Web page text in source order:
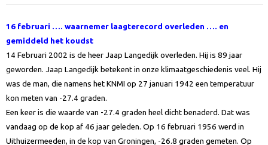
16 februari …. waarnemer laagterecord overleden …. en
gemiddeld het koudst
14 Februari 2002 is de heer Jaap Langedijk overleden. Hij is 89 jaar
geworden. Jaap Langedijk betekent in onze klimaatgeschiedenis veel. Hij
was de man, die namens het KNMI op 27 januari 1942 een temperatuur
kon meten van -27.4 graden.
Een keer is die waarde van -27.4 graden heel dicht benaderd. Dat was
vandaag op de kop af 46 jaar geleden. Op 16 februari 1956 werd in
Uithuizermeeden, in de kop van Groningen, -26.8 graden gemeten. Op